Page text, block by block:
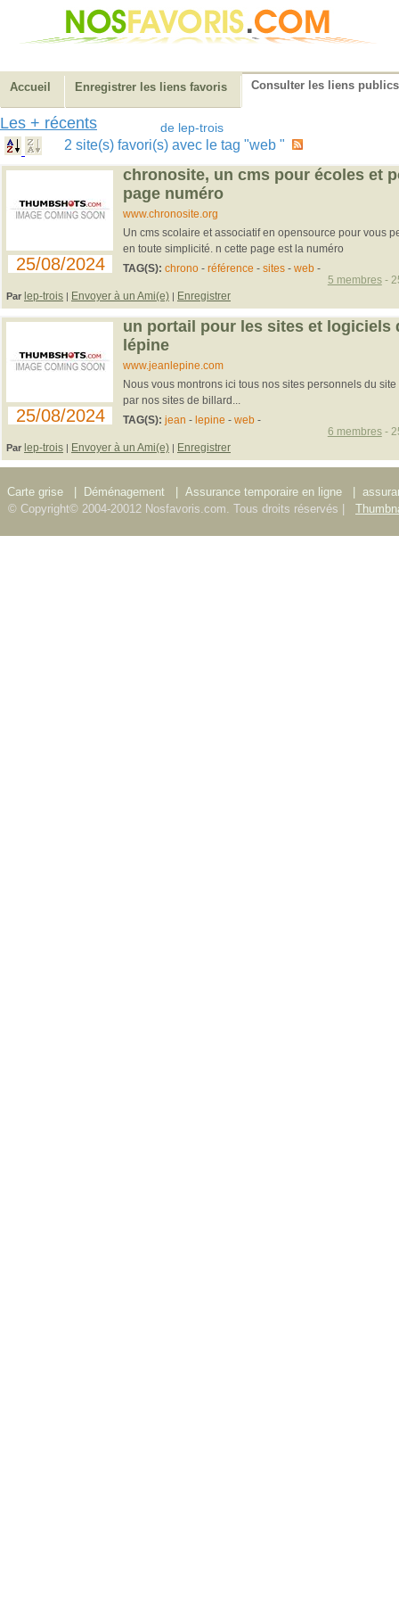
Accueil Enregistrer les liens favoris Consulter les liens publics
Les + récents de lep-trois
2 site(s) favori(s) avec le tag "web "
25/08/2024
chronosite, un cms pour écoles et
page numéro
www.chronosite.org
Un cms scolaire et associatif en opensource pour vous
en toute simplicité. n cette page est la numéro
TAG(S): chrono- référence - sites- web -
Par lep-trois | Envoyer à un Ami(e) | Enregistrer
5 membres-
25/08/2024
un portail pour les sites et logiciels
lépine
www.jeanlepine.com
Nous vous montrons ici tous nos sites personnels du
par nos sites de billard...
TAG(S): jean - lepine - web -
Par lep-trois | Envoyer à un Ami(e) | Enregistrer
6 membres-
Carte grise Déménagement Assurance temporaire en ligne
© Copyright© 2004-20012 Nosfavoris.com. Tous droits réservés |